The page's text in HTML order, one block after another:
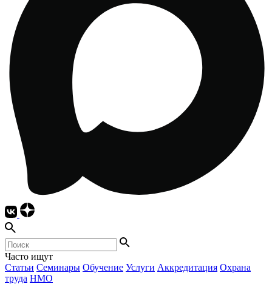
Часто ищут
Статьи Семинары Обучение Услуги Аккредитация Охрана
труда НМО